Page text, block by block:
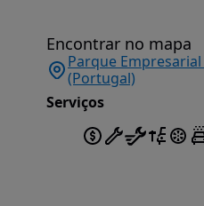
Encontrar no mapa
Parque
(Portugal)
Serviços